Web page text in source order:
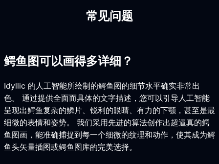
常见问题
鳄鱼图可以画得多详细？
Idyllic 的人工智能所绘制的鳄鱼图的细节水平确实非常出
色。 通过提供全面而具体的文字描述，您可以引导人工智能
呈现出鳄鱼复杂的鳞片、锐利的眼睛、有力的下颚，甚至是最
细微的表情和姿势。 我们采用先进的算法创作出超逼真的鳄
鱼图画，能准确捕捉到每一个细微的纹理和动作，使其成为鳄
鱼头矢量插图或鳄鱼图库的完美选择。